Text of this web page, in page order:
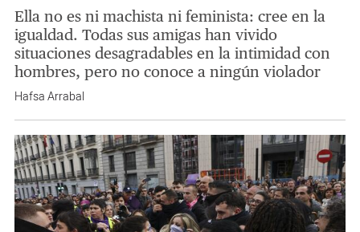
Ella no es ni machista ni feminista: cree en la
igualdad. Todas sus amigas han vivido
situaciones desagradables en la intimidad con
hombres, pero no conoce a ningún violador
Hafsa Arrabal